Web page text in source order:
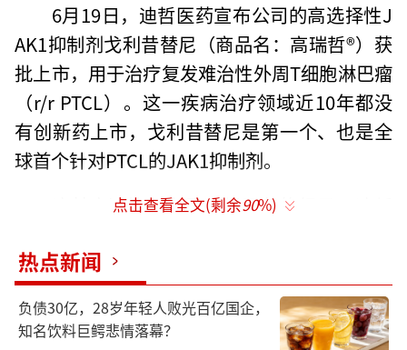
6月19日，迪哲医药宣布公司的高选择性J
AK1抑制剂戈利昔替尼（商品名：高瑞哲®）获
批上市，用于治疗复发难治性外周T细胞淋巴瘤
（r/r PTCL）。这一疾病治疗领域近10年都没
有创新药上市，戈利昔替尼是第一个、也是全
球首个针对PTCL的JAK1抑制剂。
这其实还算不上是迪哲医药的纪录。迪哲
拿出了舒沃替尼和戈利昔替尼两款全球first-in-
class/best-in-class级别的药物。这是中国biot
ech企业从没有达到过的高度。
点击查看全文(剩余90%)
热点新闻
负债30亿，28岁年轻人败光百亿国企，
知名饮料巨鳄悲情落幕？